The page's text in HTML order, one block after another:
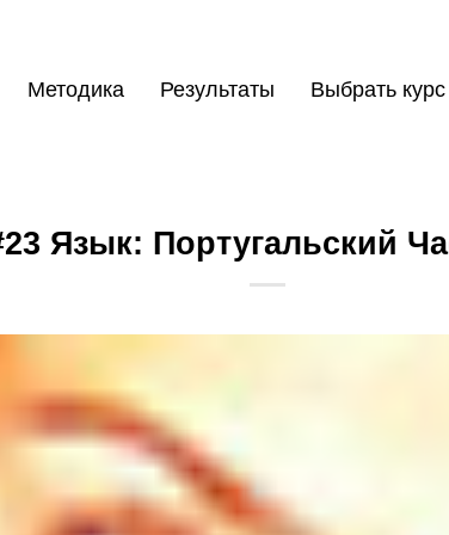
Методика Результаты Выбрать курс
Язык: Португальский